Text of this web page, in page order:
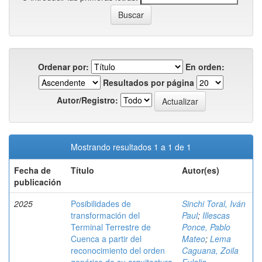
Ordenar por:
En orden:
Resultados por página
Autor/Registro:
Mostrando resultados 1 a 1 de 1
Fecha de
publicación
Título Autor(es)
2025
Posibilidades de
transformación del
Terminal Terrestre de
Cuenca a partir del
reconocimiento del orden
Sinchi Toral, Iván
Paul; Illescas
Ponce, Pablo
Mateo; Lema
Caguana, Zoila